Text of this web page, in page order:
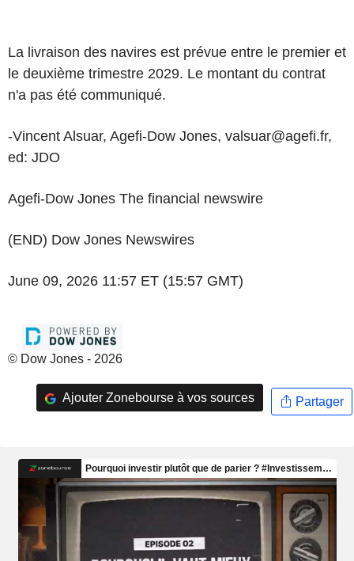
La livraison des navires est prévue entre le premier et
le deuxième trimestre 2029. Le montant du contrat
n'a pas été communiqué.
-Vincent Alsuar, Agefi-Dow Jones, valsuar@agefi.fr,
ed: JDO
Agefi-Dow Jones The financial newswire
(END) Dow Jones Newswires
June 09, 2026 11:57 ET (15:57 GMT)
© Dow Jones - 2026
Ajouter Zonebourse à vos sources Partager